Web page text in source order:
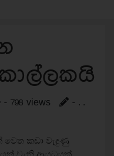
- 798 views - . .
කඩා වැදුණු
වැනි ආයුධයක්